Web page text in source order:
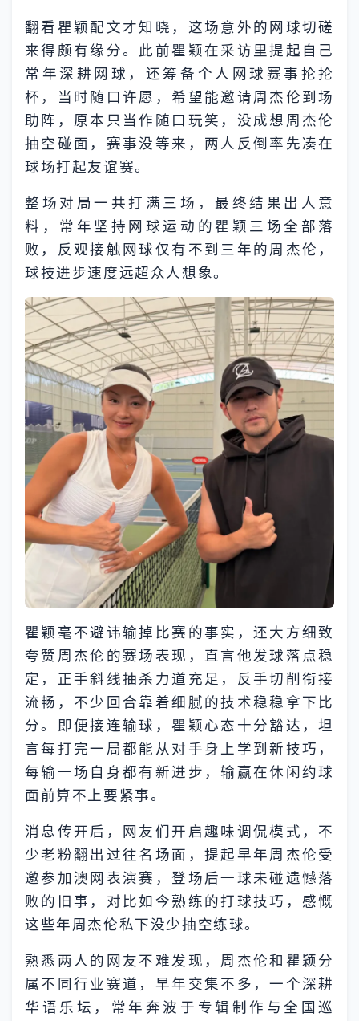
翻看瞿颖配文才知晓，这场意外的网球切磋
来得颇有缘分。此前瞿颖在采访里提起自己
常年深耕网球，还筹备个人网球赛事抡抡
杯，当时随口许愿，希望能邀请周杰伦到场
助阵，原本只当作随口玩笑，没成想周杰伦
抽空碰面，赛事没等来，两人反倒率先凑在
球场打起友谊赛。
整场对局一共打满三场，最终结果出人意
料，常年坚持网球运动的瞿颖三场全部落
败，反观接触网球仅有不到三年的周杰伦，
球技进步速度远超众人想象。
瞿颖毫不避讳输掉比赛的事实，还大方细致
夸赞周杰伦的赛场表现，直言他发球落点稳
定，正手斜线抽杀力道充足，反手切削衔接
流畅，不少回合靠着细腻的技术稳稳拿下比
分。即便接连输球，瞿颖心态十分豁达，坦
言每打完一局都能从对手身上学到新技巧，
每输一场自身都有新进步，输赢在休闲约球
面前算不上要紧事。
消息传开后，网友们开启趣味调侃模式，不
少老粉翻出过往名场面，提起早年周杰伦受
邀参加澳网表演赛，登场后一球未碰遗憾落
败的旧事，对比如今熟练的打球技巧，感慨
这些年周杰伦私下没少抽空练球。
熟悉两人的网友不难发现，周杰伦和瞿颖分
属不同行业赛道，早年交集不多，一个深耕
华语乐坛，常年奔波于专辑制作与全国巡